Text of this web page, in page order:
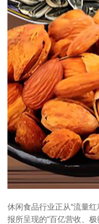
休闲食品行业正从“流量红
报所呈现的“百亿营收、